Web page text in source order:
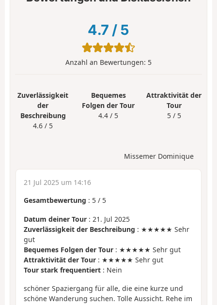
4.7 / 5
Anzahl an Bewertungen: 5
Zuverlässigkeit
der
Beschreibung
4.6 / 5
Bequemes
Folgen der Tour
4.4 / 5
Attraktivität der
Tour
5 / 5
Missemer Dominique
21 Jul 2025 um 14:16
Gesamtbewertung : 5 / 5
Datum deiner Tour : 21. Jul 2025
Zuverlässigkeit der Beschreibung : ★★★★★ Sehr
gut
Bequemes Folgen der Tour : ★★★★★ Sehr gut
Attraktivität der Tour : ★★★★★ Sehr gut
Tour stark frequentiert : Nein
schöner Spaziergang für alle, die eine kurze und
schöne Wanderung suchen. Tolle Aussicht. Rehe im